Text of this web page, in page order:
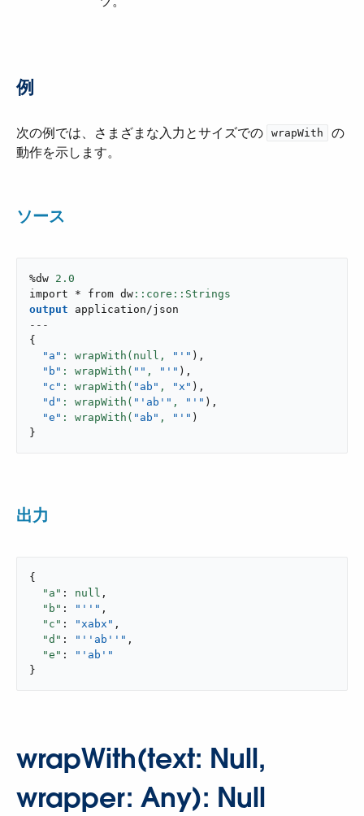
例
次の例では、さまざまな入力とサイズでの ​ wrapWith
​ の
動作を示します。
ソース
%dw 2.0
import * from dw
output
application/json
---
{
"a" : wrapWith(null, "'" ) ,
"b" : wrapWith( "" , "'" ) ,
"c" : wrapWith( "ab" , "x" ) ,
"d" : wrapWith( "'ab'" , "'" ) ,
"e" : wrapWith( "ab" , "'" )
}
出力
{
"a" : null ,
"b" : "''" ,
"c" : "xabx" ,
"d" : "''ab''" ,
"e" :
"'ab'"
}
wrapWith(text: Null,
wrapper: Any): Null